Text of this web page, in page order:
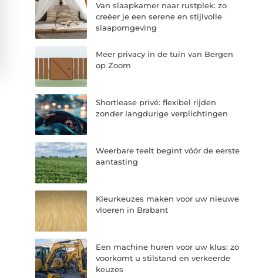
Van slaapkamer naar rustplek: zo
creëer je een serene en stijlvolle
slaapomgeving
Meer privacy in de tuin van Bergen
op Zoom
Shortlease privé: flexibel rijden
zonder langdurige verplichtingen
Weerbare teelt begint vóór de eerste
aantasting
Kleurkeuzes maken voor uw nieuwe
vloeren in Brabant
Een machine huren voor uw klus: zo
voorkomt u stilstand en verkeerde
keuzes